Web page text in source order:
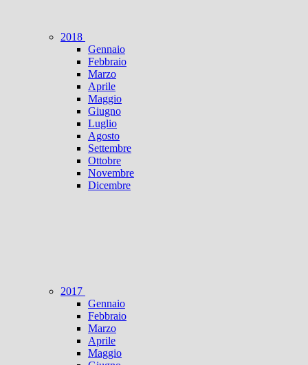
2018
Gennaio
Febbraio
Marzo
Aprile
Maggio
Giugno
Luglio
Agosto
Settembre
Ottobre
Novembre
Dicembre
2017
Gennaio
Febbraio
Marzo
Aprile
Maggio